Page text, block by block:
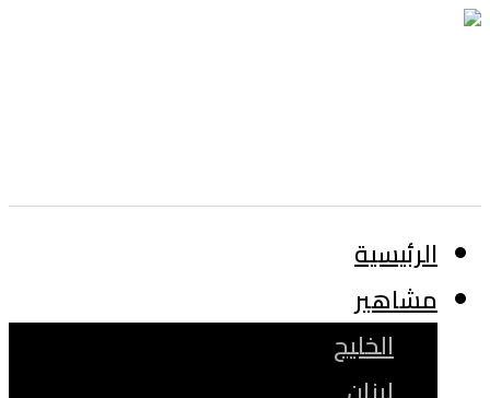
الرئيسية
مشاهير
الخليج